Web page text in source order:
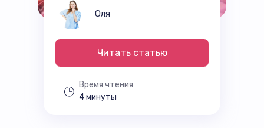
Оля
Читать статью
Время чтения
4 минуты